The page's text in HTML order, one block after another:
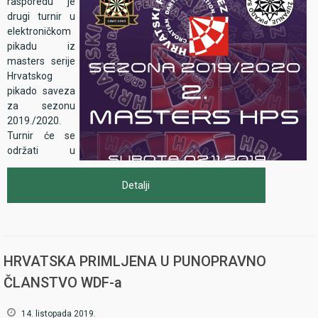
drugi turnir u
elektroničkom
pikadu iz
masters serije
Hrvatskog
pikado saveza
za sezonu
2019./2020.
Turnir će se
održati u
hotelu
Karlovačke
sa
masters.
Detalji
HRVATSKA PRIMLJENA U PUNOPRAVNO
ČLANSTVO WDF-a
14. listopada 2019.